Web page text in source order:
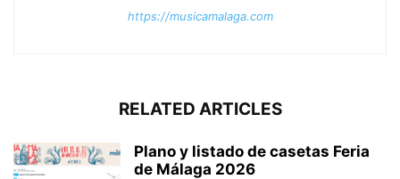
https://musicamalaga.com
RELATED ARTICLES
Plano y listado de casetas Feria
de Málaga 2026